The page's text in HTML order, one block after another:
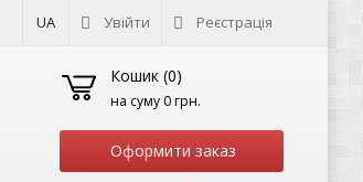
UA Увійти Реєстрація
Кошик (0)
на суму 0 грн.
Оформити заказ